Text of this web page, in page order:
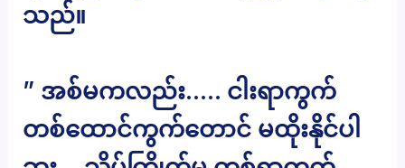
သည်။
” အစ်မကလည်း….. ငါးရာကွက်
တစ်ထောင်ကွက်တောင် မထိုးနိုင်ပါ